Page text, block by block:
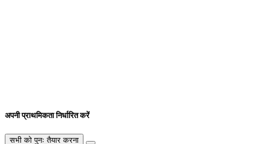
अपनी प्राथमिकता निर्धारित करें
सभी को पुनः तैयार करना